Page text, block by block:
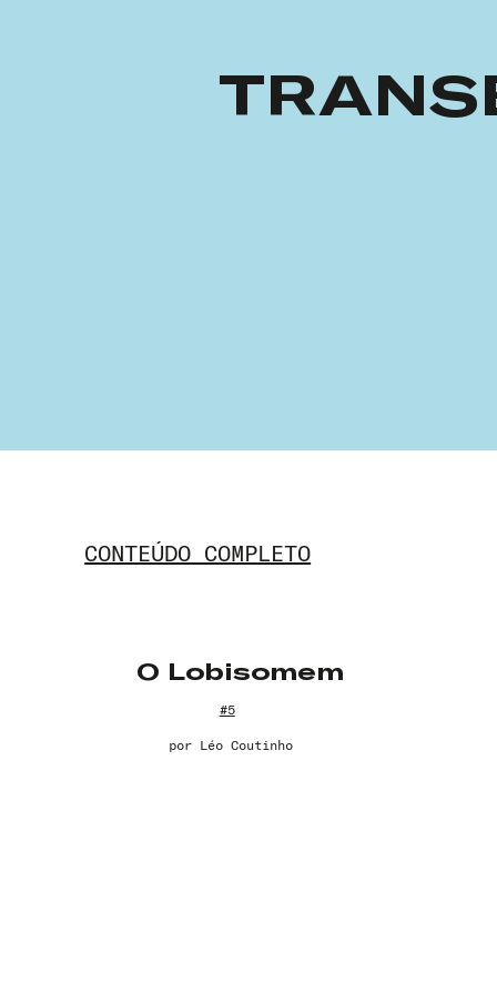
CONTEÚDO COMPLETO
O Lobisomem
#5
por Léo Coutinho